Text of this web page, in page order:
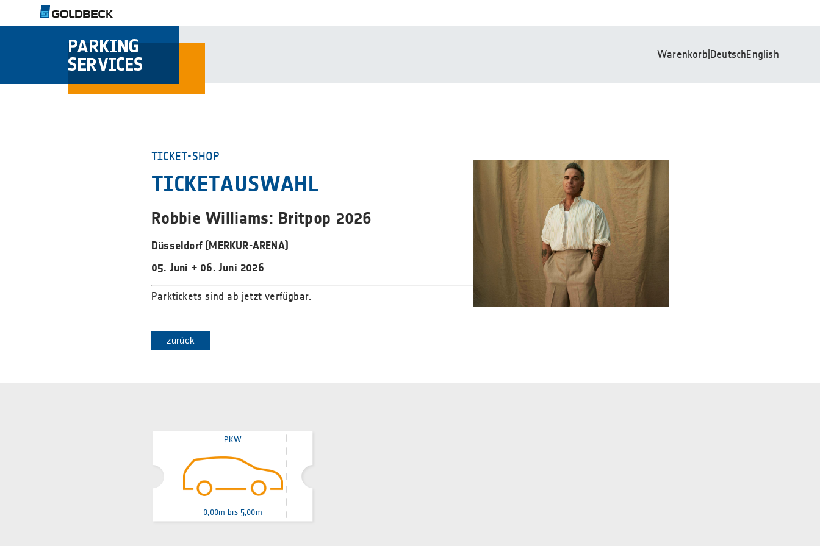
Warenkorb DeutschEnglish
TICKET-SHOP
TICKETAUSWAHL
Robbie Williams: Britpop 2026
Düsseldorf (MERKUR-ARENA)
05. Juni + 06. Juni 2026
Parktickets sind ab jetzt verfügbar.
zurück
PKW
0,00m bis 5,00m